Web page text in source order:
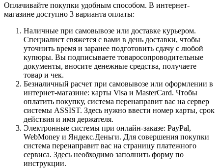
Оплачивайте покупки удобным способом. В интернет-
магазине доступно 3 варианта оплаты:
Наличные при самовывозе или доставке курьером.
Специалист свяжется с вами в день доставки, чтобы
уточнить время и заранее подготовить сдачу с любой
купюры. Вы подписываете товаросопроводительные
документы, вносите денежные средства, получаете
товар и чек.
Безналичный расчет при самовывозе или оформлении в
интернет-магазине: карты Visa и MasterCard. Чтобы
оплатить покупку, система перенаправит вас на сервер
системы ASSIST. Здесь нужно ввести номер карты, срок
действия и имя держателя.
Электронные системы при онлайн-заказе: PayPal,
WebMoney и Яндекс.Деньги. Для совершения покупки
система перенаправит вас на страницу платежного
сервиса. Здесь необходимо заполнить форму по
инструкции.